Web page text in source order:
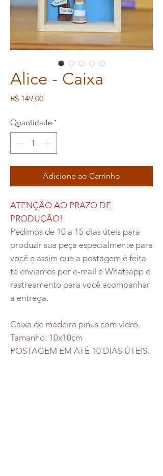
Alice - Caixa
R$ 149,00Preço
Quantidade *
Adicione ao Carrinho
ATENÇÃO AO PRAZO DE
PRODUÇÃO!
Pedimos de 10 a 15 dias úteis para
produzir sua peça especialmente para
você e assim que a postagem é feita
te enviamos por e-mail e Whatsapp o
rastreamento para você acompanhar
a entrega.
Caixa de madeira pinus com vidro.
Tamanho: 10x10cm
POSTAGEM EM ATÉ 10 DIAS ÚTEIS.